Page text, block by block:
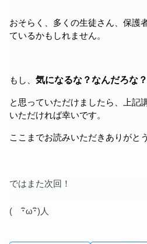
おそらく、多くの生徒さん、保護
ているかもしれません。
もし、 気になるな？なんだろな
と思っていただけましたら、上記
いただければ幸いです。
ここまでお読みいただきありがと
ではまた次回！
(　･ิω･ิ)人